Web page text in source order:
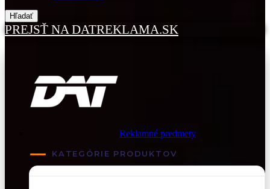
Hľadať
PREJSŤ NA DATREKLAMA.SK
Reklamné predmety
KATEGÓRIE PRODUKTOV